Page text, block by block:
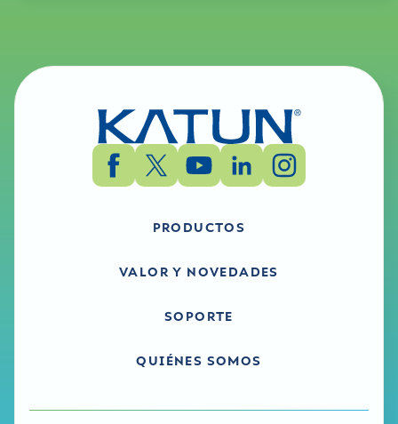
PRODUCTOS
VALOR Y NOVEDADES
SOPORTE
QUIÉNES SOMOS